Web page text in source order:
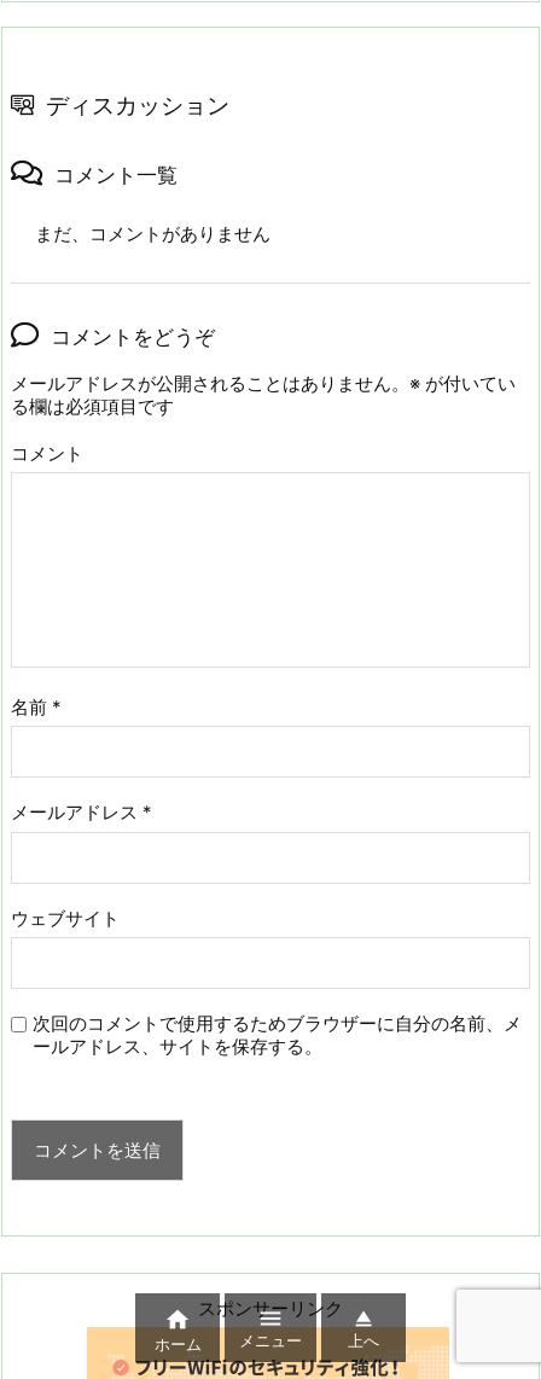
ディスカッション
コメント一覧
まだ、コメントがありません
コメントをどうぞ
メールアドレスが公開されることはありません。 ※ が付いてい
る欄は必須項目です
コメント
名前 *
メールアドレス *
ウェブサイト
次回のコメントで使用するためブラウザーに自分の名前、メ
ールアドレス、サイトを保存する。
スポンサーリンク

ホーム

メニュー

上へ